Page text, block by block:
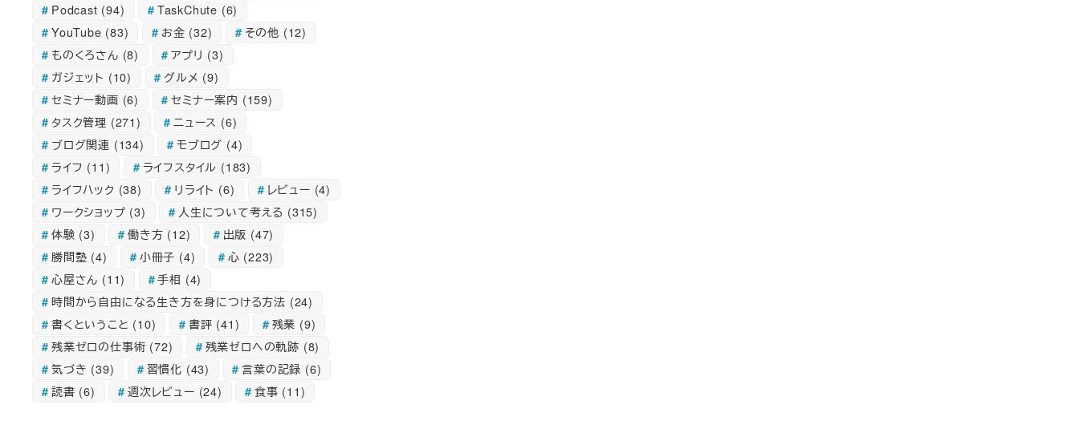
り
Podcast (94) TaskChute (6)
YouTube (83) お金 (32) その他 (12)
ものくろさん (8) アプリ (3)
ガジェット (10) グルメ (9)
セミナー動画 (6) セミナー案内 (159)
タスク管理 (271) ニュース (6)
ブログ関連 (134) モブログ (4)
ライフ (11) ライフスタイル (183)
ライフハック (38) リライト (6) レビュー (4)
ワークショップ (3) 人生について考える (315)
体験 (3) 働き方 (12) 出版 (47)
勝間塾 (4) 小冊子 (4) 心 (223)
心屋さん (11) 手相 (4)
時間から自由になる生き方を身につける方法 (24)
書くということ (10) 書評 (41) 残業 (9)
残業ゼロの仕事術 (72) 残業ゼロへの軌跡 (8)
気づき (39) 習慣化 (43) 言葉の記録 (6)
読書 (6) 週次レビュー (24) 食事 (11)